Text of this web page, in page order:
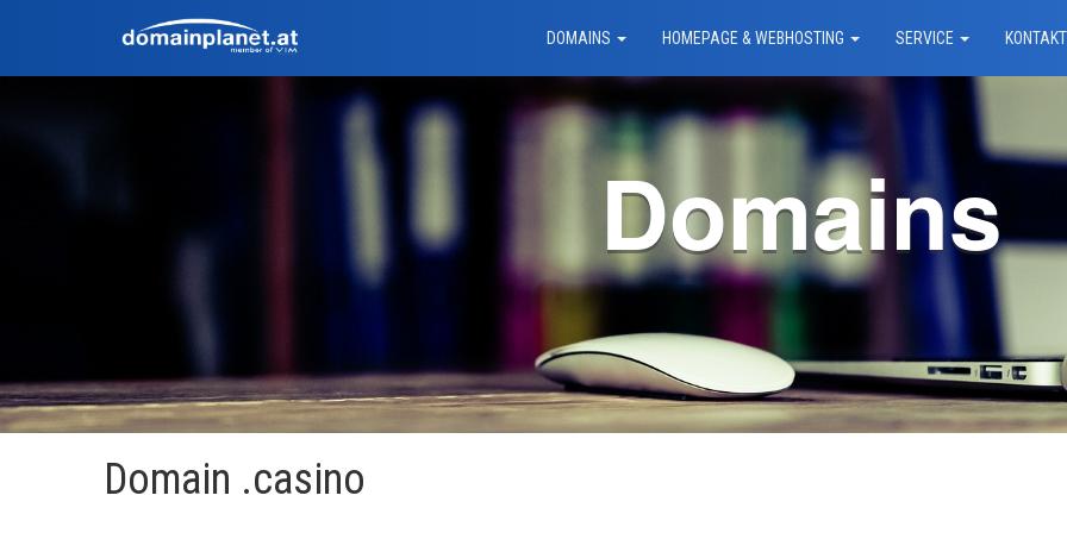
DOMAINS HOMEPAGE & WEBHOSTING SERVICE
Domains
Domain .casino